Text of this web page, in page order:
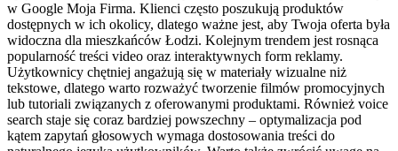
w Google Moja Firma. Klienci często poszukują produktów
dostępnych w ich okolicy, dlatego ważne jest, aby Twoja oferta była
widoczna dla mieszkańców Łodzi. Kolejnym trendem jest rosnąca
popularność treści video oraz interaktywnych form reklamy.
Użytkownicy chętniej angażują się w materiały wizualne niż
tekstowe, dlatego warto rozważyć tworzenie filmów promocyjnych
lub tutoriali związanych z oferowanymi produktami. Również voice
search staje się coraz bardziej powszechny – optymalizacja pod
kątem zapytań głosowych wymaga dostosowania treści do